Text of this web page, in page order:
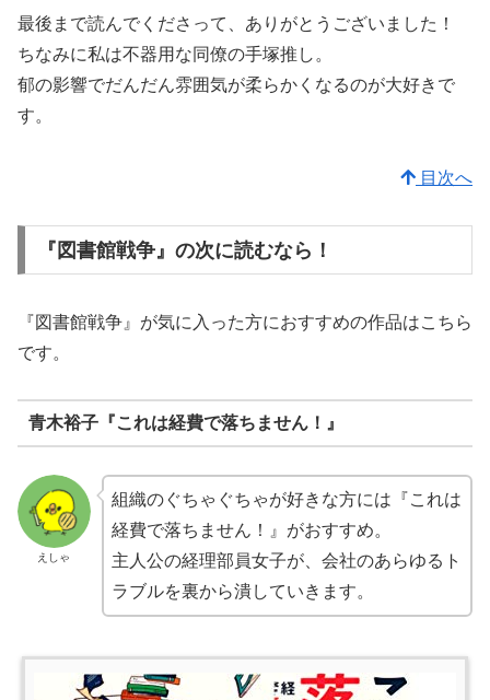
最後まで読んでくださって、ありがとうございました！
ちなみに私は不器用な同僚の手塚推し。
郁の影響でだんだん雰囲気が柔らかくなるのが大好きで
す。
目次へ
『図書館戦争』の次に読むなら！
『図書館戦争』が気に入った方におすすめの作品はこちら
です。
青木裕子『これは経費で落ちません！』
えしゃ
組織のぐちゃぐちゃが好きな方には『これは
経費で落ちません！』がおすすめ。
主人公の経理部員女子が、会社のあらゆるト
ラブルを裏から潰していきます。